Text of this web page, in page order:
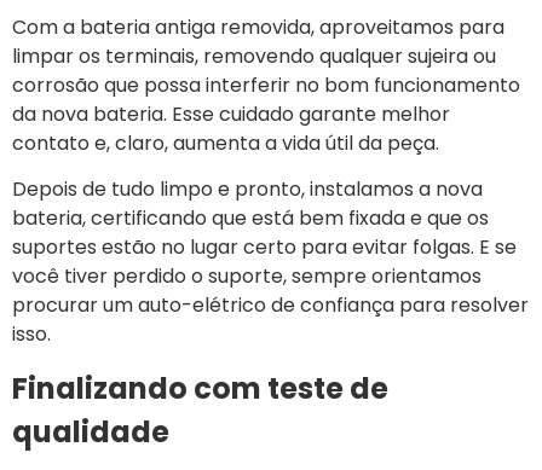
Com a bateria antiga removida, aproveitamos para
limpar os terminais, removendo qualquer sujeira ou
corrosão que possa interferir no bom funcionamento
da nova bateria. Esse cuidado garante melhor
contato e, claro, aumenta a vida útil da peça.
Depois de tudo limpo e pronto, instalamos a nova
bateria, certificando que está bem fixada e que os
suportes estão no lugar certo para evitar folgas. E se
você tiver perdido o suporte, sempre orientamos
procurar um auto-elétrico de confiança para resolver
isso.
Finalizando com teste de
qualidade